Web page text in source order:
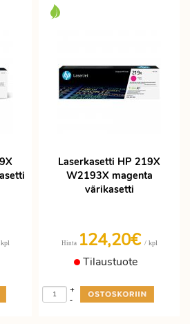
Laserkasetti HP 219X
W2193X magenta
värikasetti
Hinta 124,20€ / kpl
Tilaustuote
-
+